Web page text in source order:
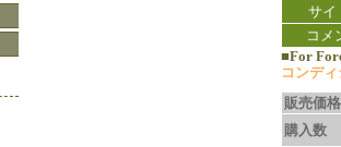
サイ
コメ
■For
コンデ
販売価格
購入数